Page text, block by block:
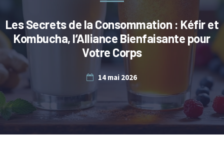
Les Secrets de la Consommation : Kéfir et
Kombucha, l’Alliance Bienfaisante pour
Votre Corps
14 mai 2026